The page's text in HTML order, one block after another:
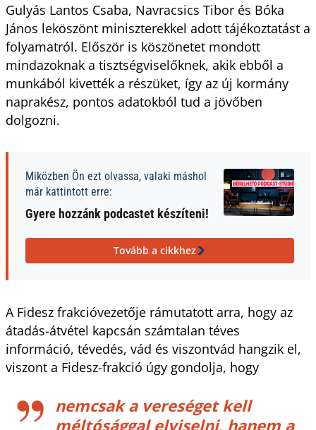
Gulyás Lantos Csaba, Navracsics Tibor és Bóka
János leköszönt miniszterekkel adott tájékoztatást a
folyamatról. Először is köszönetet mondott
mindazoknak a tisztségviselőknek, akik ebből a
munkából kivették a részüket, így az új kormány
naprakész, pontos adatokból tud a jövőben
dolgozni.
Miközben Ön ezt olvassa, valaki máshol
már kattintott erre:
Gyere hozzánk podcastet készíteni!
Tovább a cikkhez
A Fidesz frakcióvezetője rámutatott arra, hogy az
átadás-átvétel kapcsán számtalan téves
információ, tévedés, vád és viszontvád hangzik el,
viszont a Fidesz-frakció úgy gondolja, hogy
nemcsak a vereséget kell
méltósággal elviselni, hanem a